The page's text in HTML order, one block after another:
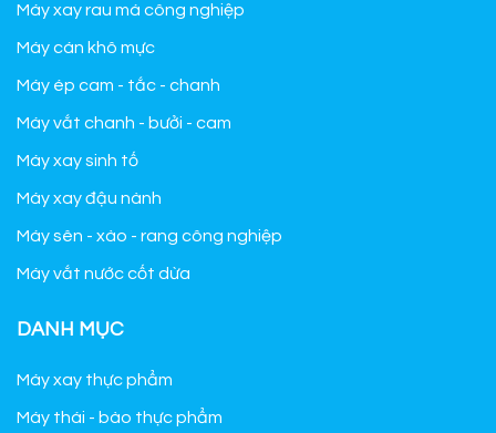
Máy xay rau má công nghiệp
Máy cán khô mực
Máy ép cam - tắc - chanh
Máy vắt chanh - bưởi - cam
Máy xay sinh tố
Máy xay đậu nành
Máy sên - xào - rang công nghiệp
Máy vắt nước cốt dừa
DANH MỤC
Máy xay thực phẩm
Máy thái - bào thực phẩm